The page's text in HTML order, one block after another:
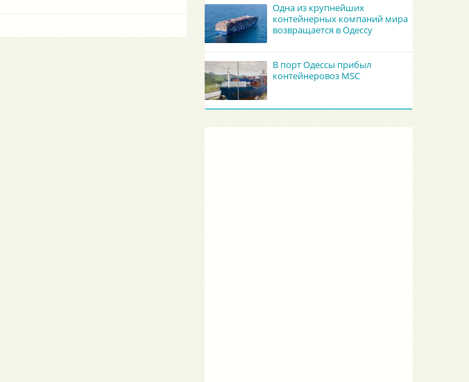
Одна из крупнейших
контейнерных компаний мира
возвращается в Одессу
В порт Одессы прибыл
контейнеровоз MSC